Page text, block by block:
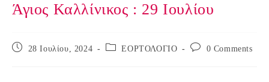
Άγιος Καλλίνικος : 29 Ιουλίου
Post
28 Ιουλίου, 2024
Post ΕΟΡΤΟΛΟΓΙΟ
Post
0 Comments